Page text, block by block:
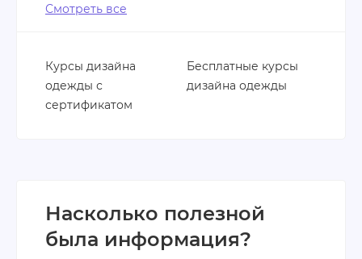
Смотреть все
Курсы дизайна
одежды с
сертификатом
Бесплатные курсы
дизайна одежды
Насколько полезной
была информация?